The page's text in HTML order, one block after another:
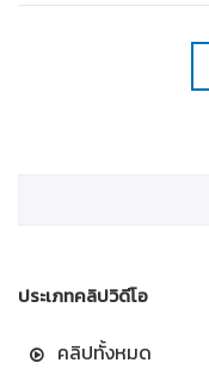
ประเภทคลิปวิดีโอ
คลิปทั้งหมด